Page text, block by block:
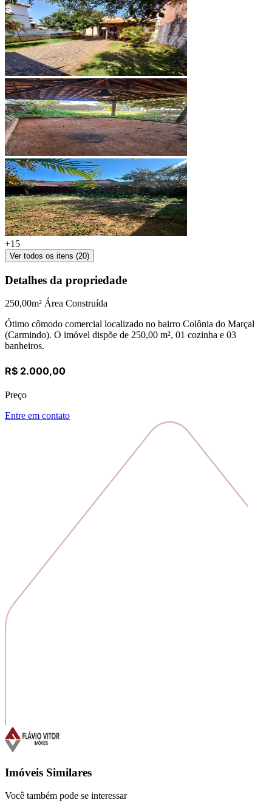
+15
Ver todos os itens (20)
Detalhes da propriedade
250,00m² Área Construída
Ótimo cômodo comercial localizado no bairro Colônia do Marçal
(Carmindo). O imóvel dispõe de 250,00 m², 01 cozinha e 03
banheiros.
R$ 2.000,00
Preço
Entre em contato
Imóveis Similares
Você também pode se interessar